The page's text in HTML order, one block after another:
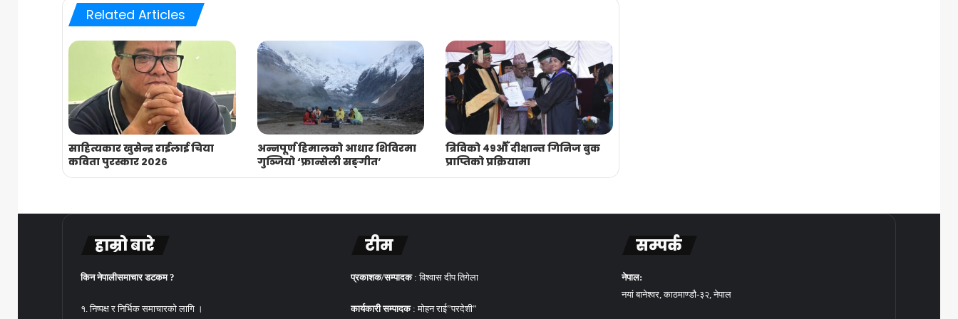
Related Articles
साहित्यकार खुसेन्द्र राईलाई चिया
कविता पुरस्कार २०२६
अन्नपूर्ण हिमालको आधार शिविरमा
गुञ्जियो ‘फ्रान्सेली सङ्गीत’
त्रिविको ४९औँ दीक्षान्त गिनिज बुक
प्राप्तिको प्रक्रियामा
हाम्रो बारे
किन नेपालीसमाचार डटकम ?
१. निष्पक्ष र निर्भिक समाचारको लागि ।
टीम
प्रकाशक/सम्पादक : विश्वास दीप तिगेला
कार्यकारी सम्पादक: मोहन राई”परदेशी”
सम्पर्क
नेपाल:
नयां बानेश्वर, काठमाण्डौ-३२, नेपाल